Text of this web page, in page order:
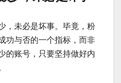
，未必是坏事。毕竟，粉
功与否的一个指标，而非
的账号，只要坚持做好内